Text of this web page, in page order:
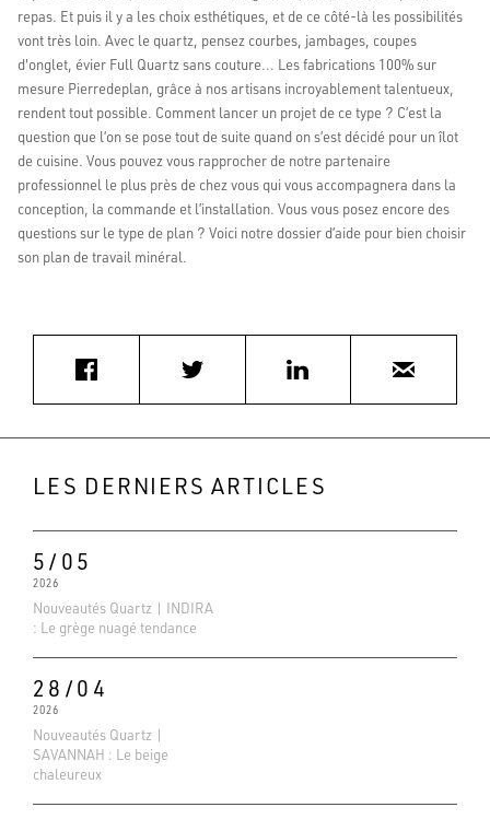
repas. Et puis il y a les choix esthétiques, et de ce côté-là les possibilités
vont très loin. Avec le quartz, pensez courbes, jambages, coupes
d'onglet, évier Full Quartz sans couture... Les fabrications 100% sur
mesure Pierredeplan, grâce à nos artisans incroyablement talentueux,
rendent tout possible. Comment lancer un projet de ce type ? C’est la
question que l’on se pose tout de suite quand on s’est décidé pour un îlot
de cuisine. Vous pouvez vous rapprocher de notre partenaire
professionnel le plus près de chez vous qui vous accompagnera dans la
conception, la commande et l’installation. Vous vous posez encore des
questions sur le type de plan ? Voici notre dossier d’aide pour bien choisir
son plan de travail minéral.
LES DERNIERS ARTICLES
5/05
2026
Nouveautés Quartz | INDIRA
: Le grège nuagé tendance
28/04
2026
Nouveautés Quartz |
SAVANNAH : Le beige
chaleureux